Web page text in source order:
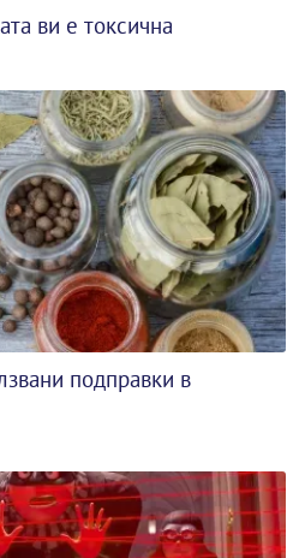
ви е токсична
подправки в